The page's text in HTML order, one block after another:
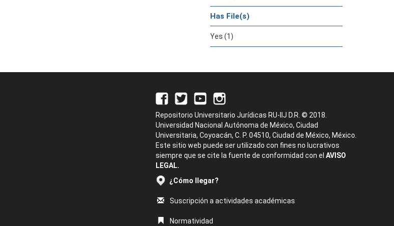
Has File(s)
Yes (1)
Repositorio Universitario Jurídicas RU-IIJ D.R. © 2018.
Universidad Nacional Autónoma de México, Ciudad
Universitaria, Coyoacán, C. P. 04510, Ciudad de México, México.
Este sitio web puede ser utilizado con fines no lucrativos
siempre que se cite la fuente de conformidad con el AVISO
LEGAL.
¿Cómo llegar?
Suscripción a actividades académicas
Normatividad